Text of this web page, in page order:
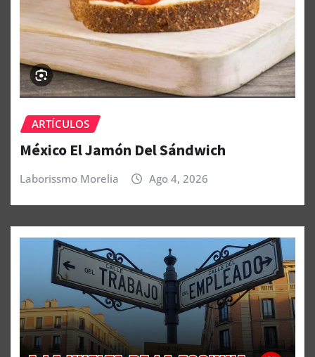
ARTÍCULOS
México El Jamón Del Sándwich
Laborissmo Morelia Ago 4, 2026